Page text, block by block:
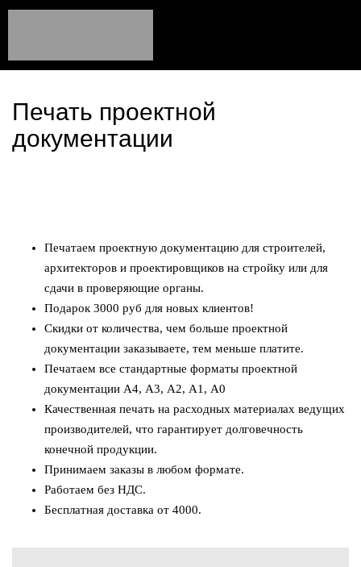
Печать проектной
документации
Печатаем проектную документацию для строителей,
архитекторов и проектировщиков на стройку или для
сдачи в проверяющие органы.
Подарок 3000 руб для новых клиентов!
Скидки от количества, чем больше проектной
документации заказываете, тем меньше платите.
Печатаем все стандартные форматы проектной
документации А4, А3, А2, А1, А0
Качественная печать на расходных материалах ведущих
производителей, что гарантирует долговечность
конечной продукции.
Принимаем заказы в любом формате.
Работаем без НДС.
Бесплатная доставка от 4000.